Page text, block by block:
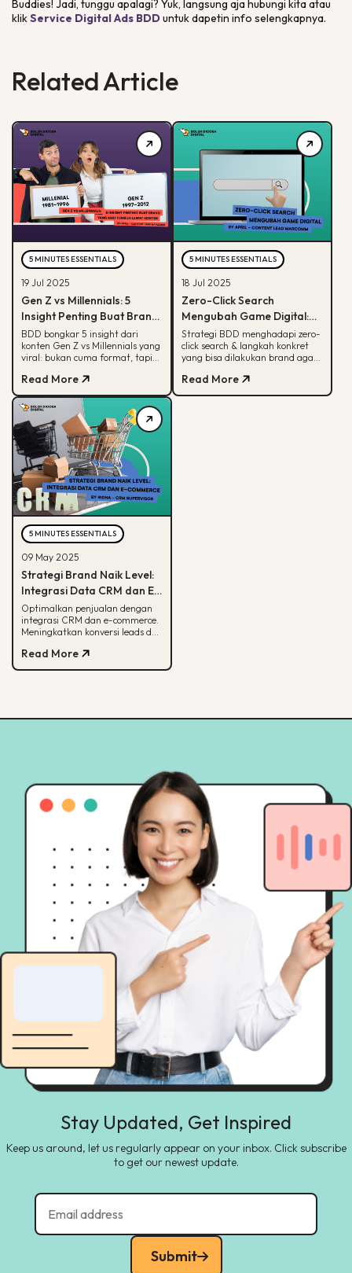
Buddies! Jadi, tunggu apalagi? Yuk, langsung aja hubungi kita atau
klikService Digital Ads BDDuntuk dapetin info selengkapnya.
Related Article
5 MINUTES ESSENTIALS
19 Jul 2025
Gen Z vs Millennials: 5
Insight Penting Buat Brand
yang Mau Tumbuh Lewat
Konten
BDD bongkar 5 insight dari
konten Gen Z vs Millennials yang
viral: bukan cuma format, tapi
Read More
5 MINUTES ESSENTIALS
18 Jul 2025
Zero-Click Search
Mengubah Game Digital:
Begini Strategi BDD & Apa
yang Bisa Dilakukan Brand
Strategi BDD menghadapi zero-
click search & langkah konkret
yang bisa dilakukan brand agar
Google
Read More
5 MINUTES ESSENTIALS
09 May 2025
Strategi Brand Naik Level:
Integrasi Data CRM dan E-
commerce
Optimalkan penjualan dengan
integrasi CRM dan e-commerce.
Meningkatkan konversi leads dan
terarah
Read More
Stay Updated, Get Inspired
Keep us around, let us regularly appear on your inbox. Click subscribe
to get our newest update.
Submit